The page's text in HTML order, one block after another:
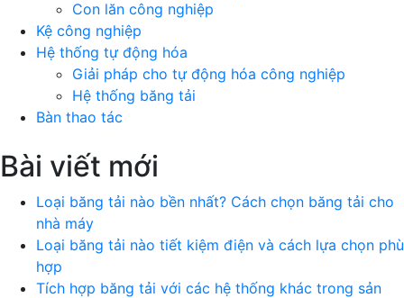
Con lăn công nghiệp
Kệ công nghiệp
Hệ thống tự động hóa
Giải pháp cho tự động hóa công nghiệp
Hệ thống băng tải
Bàn thao tác
Bài viết mới
Loại băng tải nào bền nhất? Cách chọn băng tải cho
nhà máy
Loại băng tải nào tiết kiệm điện và cách lựa chọn phù
hợp
Tích hợp băng tải với các hệ thống khác trong sản